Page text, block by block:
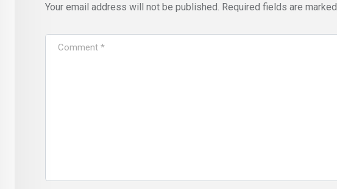
Your email address will not be published. Required fields are marked